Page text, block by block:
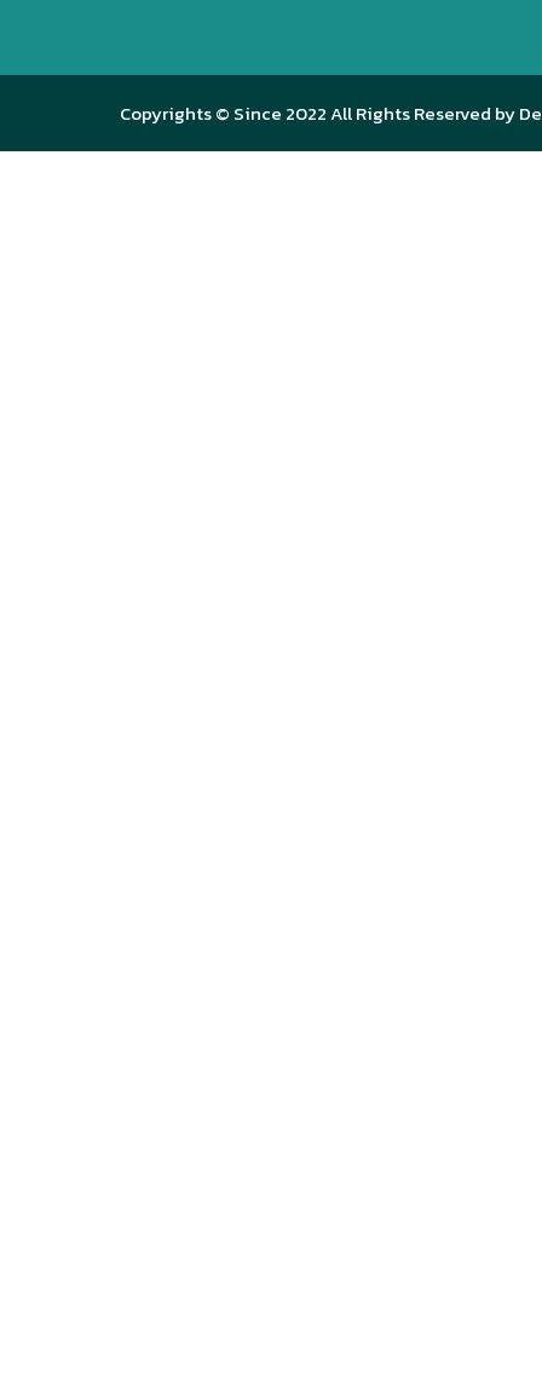
Copyrights © Since 2022 All Rights Reserved by